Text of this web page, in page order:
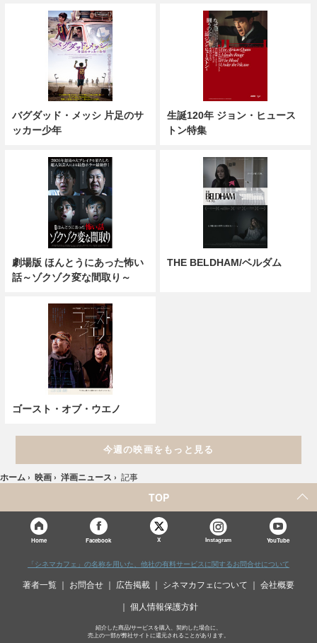
バグダッド・メッシ 片足のサ
ッカー少年
生誕120年 ジョン・ヒュース
トン特集
劇場版 ほんとうにあった怖い
話～ゾクゾク変な間取り～
THE BELDHAM/ベルダム
ゴースト・オブ・ウエノ
今週の映画をもっと見る
ホーム › 映画 › 洋画ニュース › 記事
TOP
Home Facebook X Instagram YouTube
「シネマカフェ」の名称を用いた、他社の有料サービスに関するお問合せについて
著者一覧 お問合せ 広告掲載 シネマカフェについて 会社概要
個人情報保護方針
紹介した商品/サービスを購入、契約した場合に、
売上の一部が弊社サイトに還元されることがあります。